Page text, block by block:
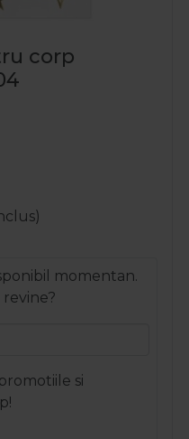
corp
momentan.
si